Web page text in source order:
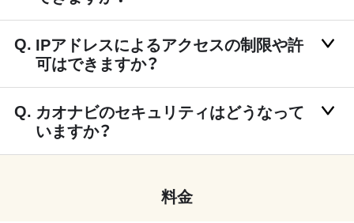
IPアドレスによるアクセスの制限や許
可はできますか？
カオナビのセキュリティはどうなって
いますか？
料金